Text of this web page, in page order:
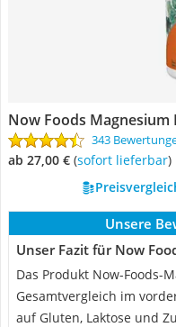
Now Foods Magnesium
343
ab 27,00 € ( Sofort lieferbar)
Unsere
Unser Fazit für Now
Das Produkt Now-Foods-
Gesamtvergleich im
auf Gluten, Laktose und